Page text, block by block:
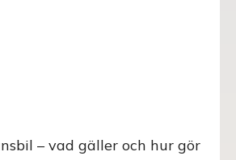
– vad gäller och hur gör